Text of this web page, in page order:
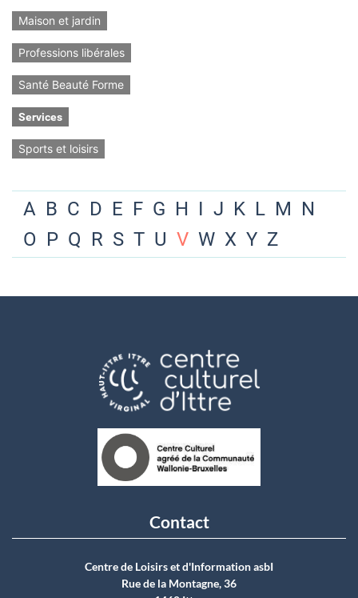
Maison et jardin
Professions libérales
Santé Beauté Forme
Services
Sports et loisirs
A B C D E F G H I J K L M N
O P Q R S T U V W X Y Z
Contact
Centre de Loisirs et d'Information asbI
Rue de la Montagne, 36